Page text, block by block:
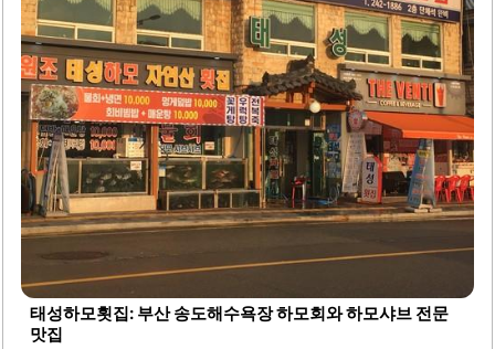
리어로 꾸며져 있어, 많은 이들이 방문하여 추억을 남기고 있
습니다.바다의 시원한 바람을 느끼며 야외에서..
태성하모횟집: 부산 송도해수욕장 하모회와 하모샤브 전문
맛집